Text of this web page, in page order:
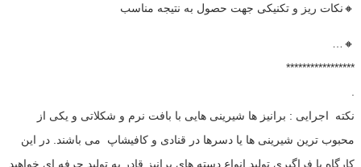
🔸نکات ریز و تکنیکی جهت حصول به نتیجه مناسب
🔸…
*****************
نکته اجرایی : برانیز ها شیرینی هایی با بافت نرم و شکلاتی و یکی از
محبوب ترین شیرینی ها یا دسرها در قنادی و کافیشاپ می باشند. در این
کارگاه با فراگیری تولید انواع دسته های برانیز قادر به تولید حرفه ای خواهید